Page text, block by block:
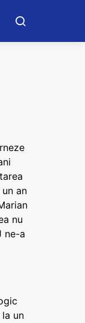
an
nu
ne-a
un